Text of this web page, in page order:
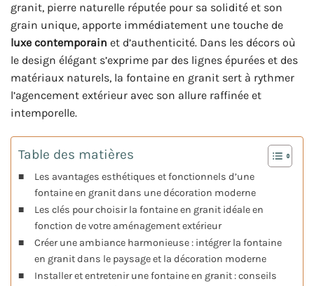
granit, pierre naturelle réputée pour sa solidité et son
grain unique, apporte immédiatement une touche de
luxe contemporain et d’authenticité. Dans les décors où
le design élégant s’exprime par des lignes épurées et des
matériaux naturels, la fontaine en granit sert à rythmer
l’agencement extérieur avec son allure raffinée et
intemporelle.
Table des matières
Les avantages esthétiques et fonctionnels d’une
fontaine en granit dans une décoration moderne
Les clés pour choisir la fontaine en granit idéale en
fonction de votre aménagement extérieur
Créer une ambiance harmonieuse : intégrer la fontaine
en granit dans le paysage et la décoration moderne
Installer et entretenir une fontaine en granit : conseils